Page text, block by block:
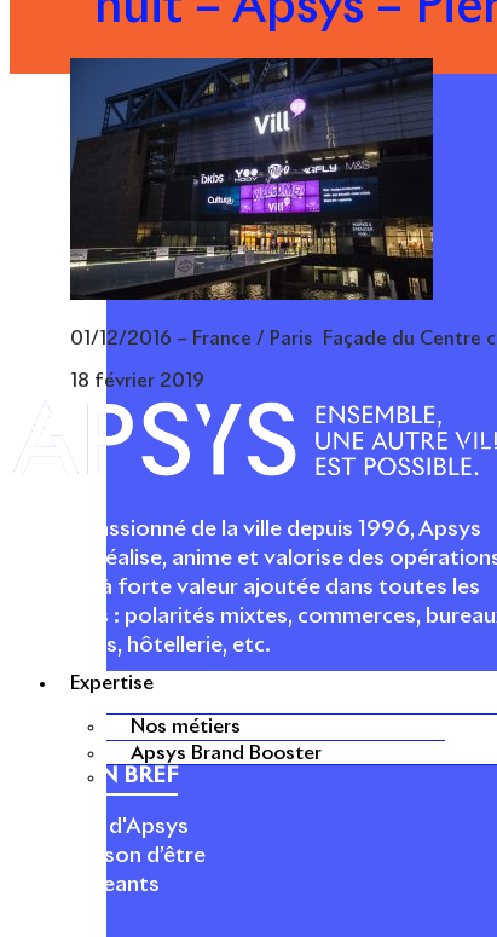
Expertise
Nos métiers
Apsys Brand Booster
01/12/2016 – France / Paris Façade du Centre
18 février 2019
Acteur passionné de la ville depuis 1996, Apsys
conçoit, réalise, anime et valorise des
urbaines à forte valeur ajoutée dans toutes les
fonctions : polarités mixtes, commerces,
logements, hôtellerie, etc.
APSYS EN BREF
À propos d'Apsys
Notre raison d’être
Nos dirigeants